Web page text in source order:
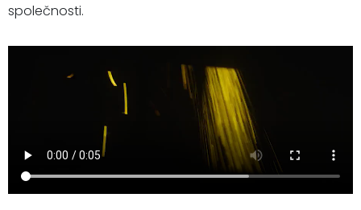
společnosti.